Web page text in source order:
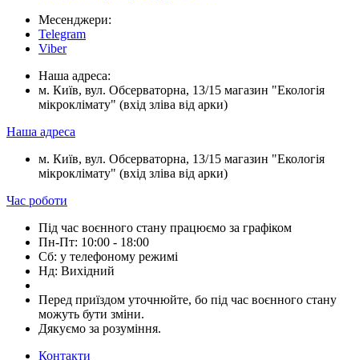
Месенджери:
Telegram
Viber
Наша адреса:
м. Київ, вул. Обсерваторна, 13/15 магазин "Екологія
мікроклімату" (вхід зліва від арки)
Наша адреса
м. Київ, вул. Обсерваторна, 13/15 магазин "Екологія
мікроклімату" (вхід зліва від арки)
Час роботи
Під час воєнного стану працюємо за графіком
Пн-Пт: 10:00 - 18:00
Сб: у телефоному режимі
Нд: Вихідний
Перед приїздом уточнюйте, бо під час воєнного стану
можуть бути зміни.
Дякуємо за розуміння.
Контакти